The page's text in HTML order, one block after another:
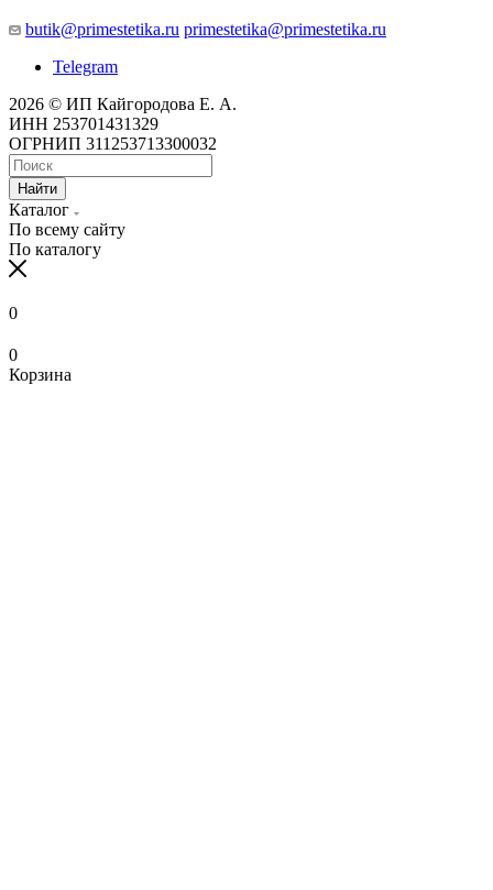
butik@primestetika.ru primestetika@primestetika.ru
Telegram
2026 © ИП Кайгородова Е. А.
ИНН 253701431329
ОГРНИП 311253713300032
Найти
Каталог
По всему сайту
По каталогу
0
0
Корзина